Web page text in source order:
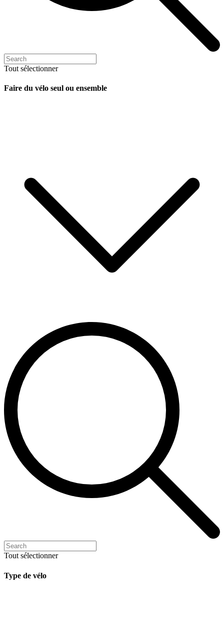
Tout sélectionner
Faire du vélo seul ou ensemble
Tout sélectionner
Type de vélo